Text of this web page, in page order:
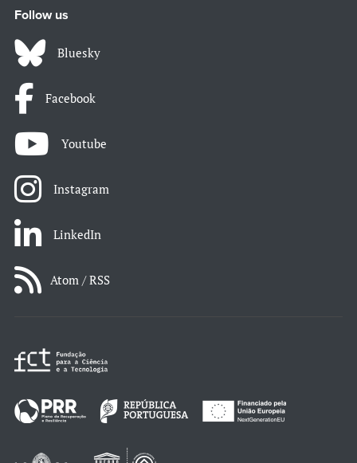
Follow us
Bluesky
Facebook
Youtube
Instagram
LinkedIn
Atom / RSS